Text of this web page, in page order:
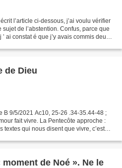
l’article ci-dessous, j’ai voulu vérifier
de l’abstention. Confus, parce que
ai constat é que j’y avais commis deux
de Dieu
B 9/5/2021 Ac10, 25-26 .34-35.44-48 ;
fait vivre. La Pentecôte approche :
textes qui nous disent que vivre, c’est
de Noé ». Ne le